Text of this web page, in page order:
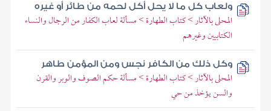
ولعاب كل ما لا يحل أكل لحمه من طائر أو غيره
المحلى بالآثار > كتاب الطهارة > مسألة لعاب الكفار من الرجال والنساء
الكتابيين وغيرهم
وكل ذلك من الكافر نجس ومن المؤمن طاهر
المحلى بالآثار > كتاب الطهارة > مسألة حكم الصوف والوبر والقرن
والسن يؤخذ من حي